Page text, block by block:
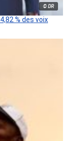
© DR
% des voix